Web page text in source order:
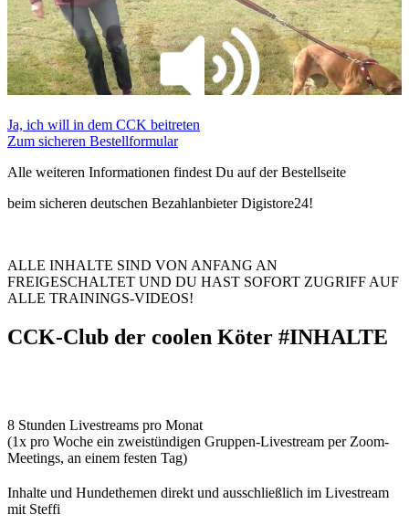
Ja, ich will in dem CCK beitreten
Zum sicheren Bestellformular
Alle weiteren Informationen findest Du auf der Bestellseite
beim sicheren deutschen Bezahlanbieter Digistore24!
ALLE INHALTE SIND VON ANFANG AN
FREIGESCHALTET UND DU HAST SOFORT ZUGRIFF AUF
ALLE TRAININGS-VIDEOS!
CCK-Club der coolen Köter #INHALTE
8 Stunden Livestreams pro Monat
(1x pro Woche ein zweistündigen Gruppen-Livestream per Zoom-
Meetings, an einem festen Tag)
Inhalte und Hundethemen direkt und ausschließlich im Livestream
mit Steffi